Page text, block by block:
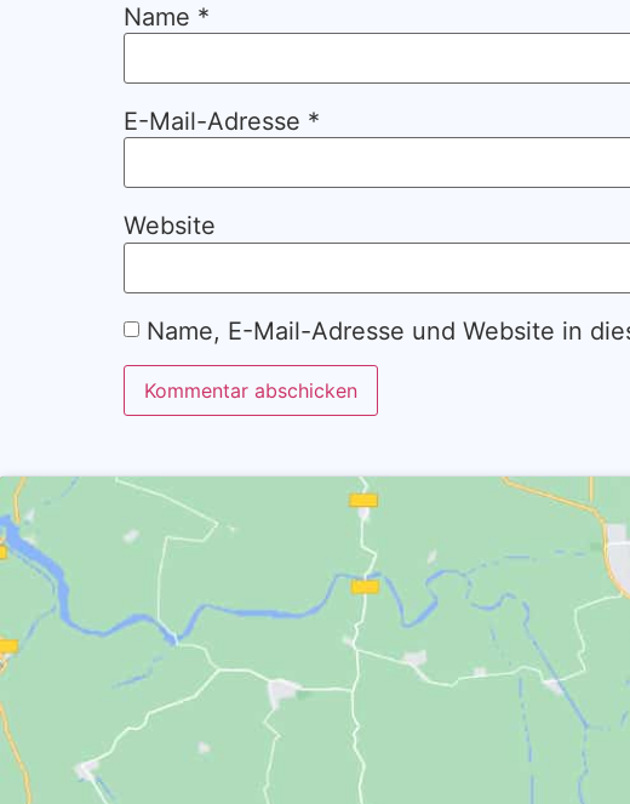
Name *
E-Mail-Adresse *
Website
Name, E-Mail-Adresse und Website in